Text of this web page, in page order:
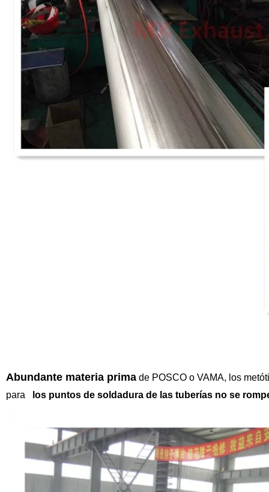
Abundante materia primade POSCO o VAMA, los
para
los puntos de soldadura de las tuberías no se